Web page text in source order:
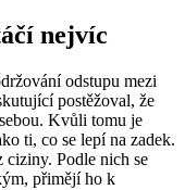
nejvíc
odstupu mezi
postěžoval, že
Kvůli tomu je
ti, co se lepí na zadek.
Podle nich se
přimějí ho k